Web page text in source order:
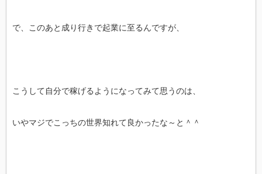
で、このあと成り行きで起業に至るんですが、
こうして自分で稼げるようになってみて思うのは、
いやマジでこっちの世界知れて良かったな～と＾＾